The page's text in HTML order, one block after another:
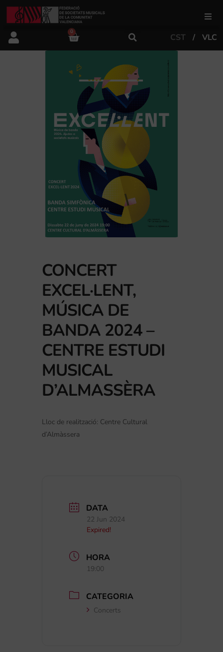
FSMCV
Àrea de gestió
Àrea Artística
0
CST VLC
CONCERT
EXCEL·LENT,
MÚSICA DE
BANDA 2024 –
CENTRE ESTUDI
MUSICAL
D’ALMASSÈRA
Lloc de realització: Centre Cultural
d’Almàssera
DATA
22 Jun 2024
Expired!
HORA
19:00
CATEGORIA
Concerts